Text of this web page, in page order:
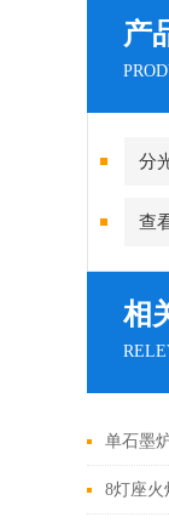
产
分
查
相
单石墨
8灯座火